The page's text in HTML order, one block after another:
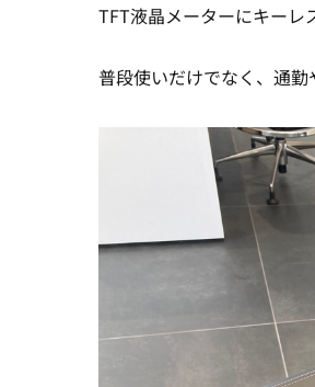
TFT液晶メーターにキーレ
普段使いだけでなく、通勤